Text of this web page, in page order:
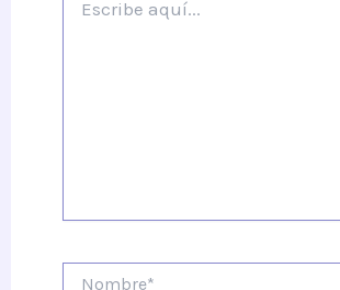
aquí...